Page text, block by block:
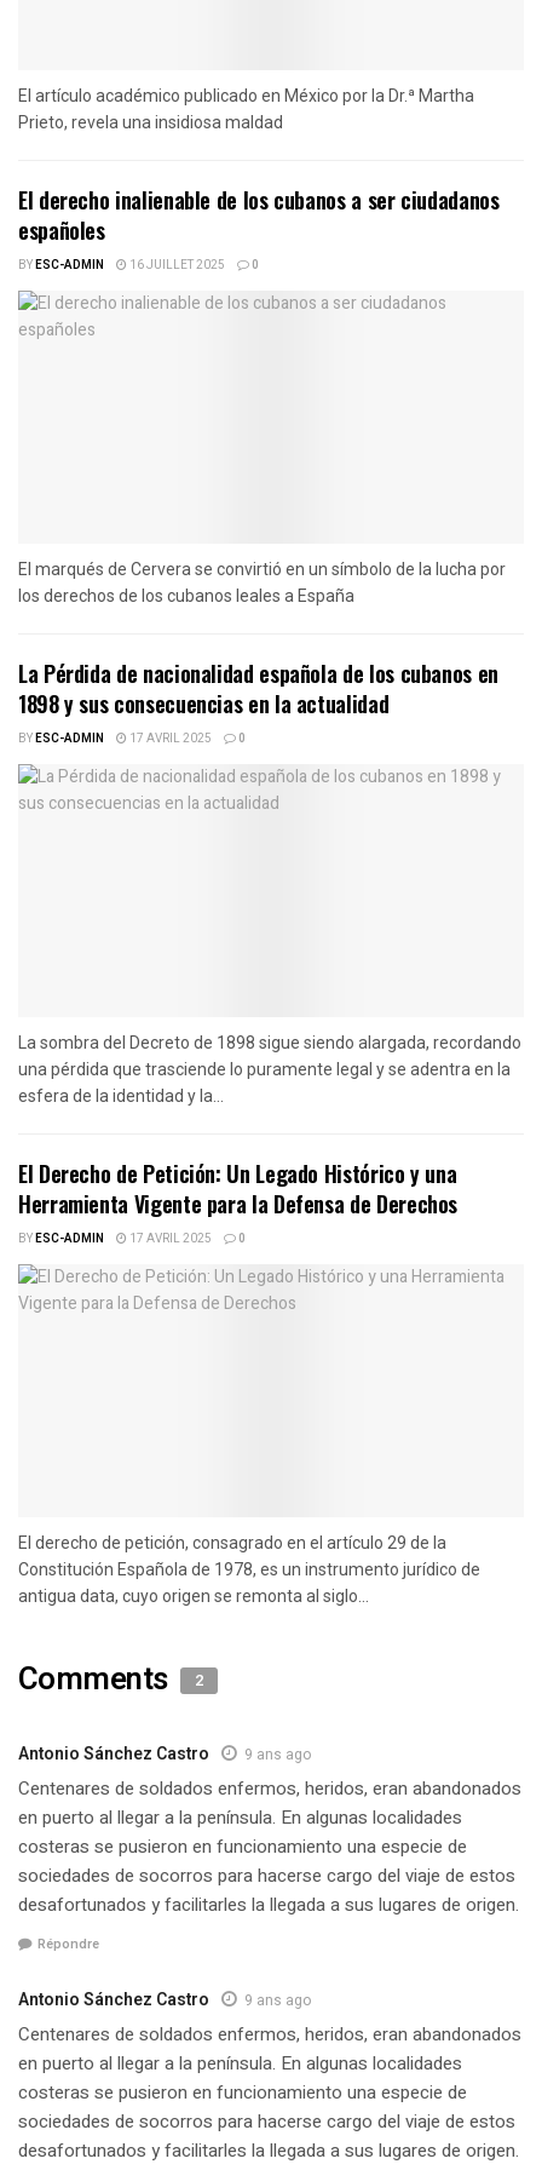
El artículo académico publicado en México por la Dr.ª Martha
Prieto, revela una insidiosa maldad
El derecho inalienable de los cubanos a ser ciudadanos
españoles
BYESC-ADMIN 16 JUILLET 2025 0
El marqués de Cervera se convirtió en un símbolo de la lucha por
los derechos de los cubanos leales a España
La Pérdida de nacionalidad española de los cubanos en
1898 y sus consecuencias en la actualidad
BYESC-ADMIN 17 AVRIL 2025 0
La sombra del Decreto de 1898 sigue siendo alargada, recordando
una pérdida que trasciende lo puramente legal y se adentra en la
esfera de la identidad y la...
El Derecho de Petición: Un Legado Histórico y una
Herramienta Vigente para la Defensa de Derechos
BYESC-ADMIN 17 AVRIL 2025 0
El derecho de petición, consagrado en el artículo 29 de la
Constitución Española de 1978, es un instrumento jurídico de
antigua data, cuyo origen se remonta al siglo...
Comments 2
Antonio Sánchez Castro 9 ans ago
Centenares de soldados enfermos, heridos, eran abandonados
en puerto al llegar a la península. En algunas localidades
costeras se pusieron en funcionamiento una especie de
sociedades de socorros para hacerse cargo del viaje de estos
desafortunados y facilitarles la llegada a sus lugares de origen.
Répondre
Antonio Sánchez Castro 9 ans ago
Centenares de soldados enfermos, heridos, eran abandonados
en puerto al llegar a la península. En algunas localidades
costeras se pusieron en funcionamiento una especie de
sociedades de socorros para hacerse cargo del viaje de estos
desafortunados y facilitarles la llegada a sus lugares de origen.